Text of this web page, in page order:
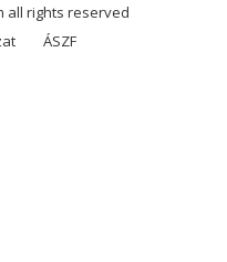
all rights reserved
ÁSZF